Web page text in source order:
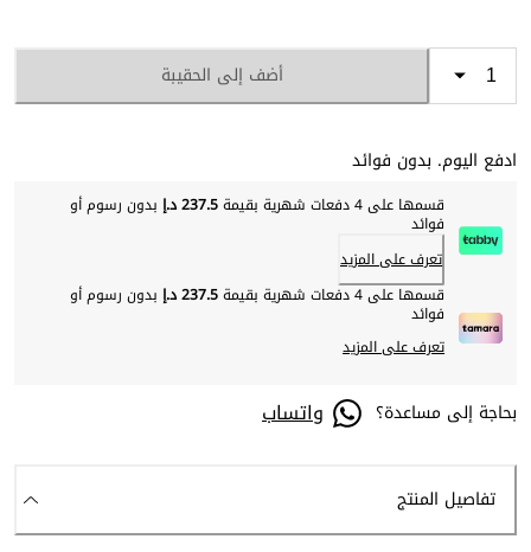
أضف إلى الحقيبة
ادفع اليوم. بدون فوائد
قسمها على 4 دفعات شهرية بقيمة 237.5 د.إ بدون رسوم أو
فوائد
تعرف على المزيد
قسمها على 4 دفعات شهرية بقيمة
237.5 د.إ بدون رسوم أو
فوائد
تعرف على المزيد
بحاجة إلى مساعدة؟ واتساب
تفاصيل المنتج